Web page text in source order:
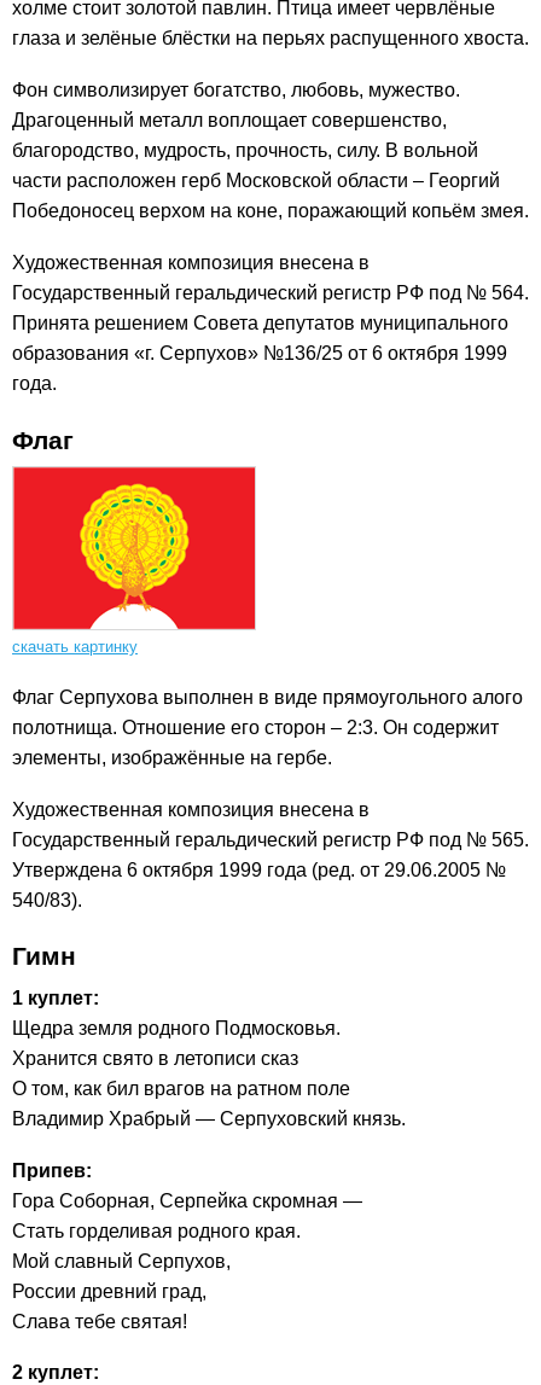
холме стоит золотой павлин. Птица имеет червлёные
глаза и зелёные блёстки на перьях распущенного хвоста.
Фон символизирует богатство, любовь, мужество.
Драгоценный металл воплощает совершенство,
благородство, мудрость, прочность, силу. В вольной
части расположен герб Московской области – Георгий
Победоносец верхом на коне, поражающий копьём змея.
Художественная композиция внесена в
Государственный геральдический регистр РФ под № 564.
Принята решением Совета депутатов муниципального
образования «г. Серпухов» №136/25 от 6 октября 1999
года.
Флаг
скачать картинку
Флаг Серпухова выполнен в виде прямоугольного алого
полотнища. Отношение его сторон – 2:3. Он содержит
элементы, изображённые на гербе.
Художественная композиция внесена в
Государственный геральдический регистр РФ под № 565.
Утверждена 6 октября 1999 года (ред. от 29.06.2005 №
540/83).
Гимн
1 куплет:
Щедра земля родного Подмосковья.
Хранится свято в летописи сказ
О том, как бил врагов на ратном поле
Владимир Храбрый — Серпуховский князь.
Припев:
Гора Соборная, Серпейка скромная —
Стать горделивая родного края.
Мой славный Серпухов,
России древний град,
Слава тебе святая!
2 куплет: